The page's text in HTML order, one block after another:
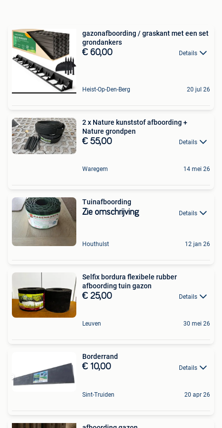
gazonafboording / graskant met een set
grondankers
€ 60,00 Details
Heist-Op-Den-Berg 20 jul 26
2 x Nature kunststof afboording +
Nature grondpen
€ 55,00 Details
Waregem 14 mei 26
Tuinafboording
Zie omschrijving Details
Houthulst 12 jan 26
Selfix bordura flexibele rubber
afboording tuin gazon
€ 25,00 Details
Leuven 30 mei 26
Borderrand
€ 10,00 Details
Sint-Truiden 20 apr 26